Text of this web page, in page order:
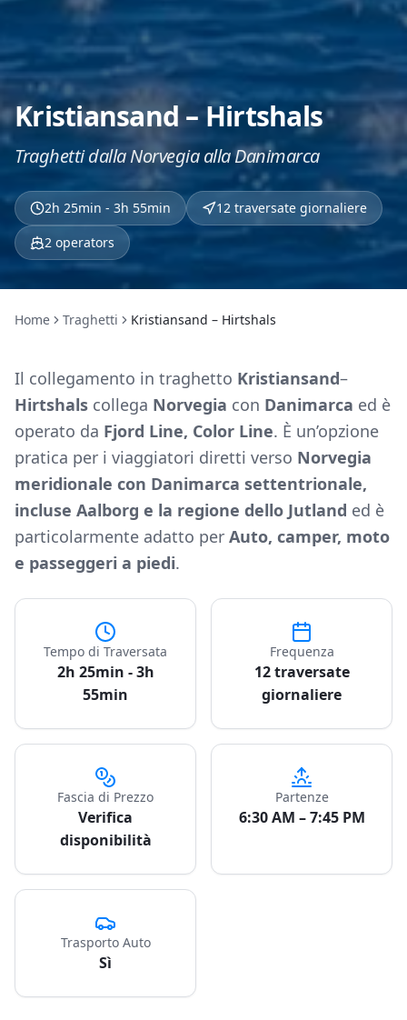
Kristiansand – Hirtshals
Traghetti dalla Norvegia alla Danimarca
2h 25min - 3h 55min
12 traversate giornaliere
2 operators
Home Traghetti Kristiansand – Hirtshals
Il collegamento in traghetto Kristiansand–
Hirtshals collega Norvegia con Danimarca ed è
operato da Fjord Line, Color Line. È un’opzione
pratica per i viaggiatori diretti verso Norvegia
meridionale con Danimarca settentrionale,
incluse Aalborg e la regione dello Jutland ed è
particolarmente adatto per Auto, camper, moto
e passeggeri a piedi.
Tempo di Traversata
2h 25min - 3h
55min
Frequenza
12 traversate
giornaliere
Fascia di Prezzo
Verifica
disponibilità
Partenze
6:30 AM – 7:45 PM
Trasporto Auto
Sì